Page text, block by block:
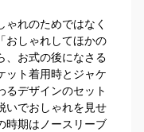
れのためではなく
おしゃれしてほかの
、お式の後になさる
ット着用時とジャケ
るデザインのセット
いでおしゃれを見せ
時期はノースリーブ